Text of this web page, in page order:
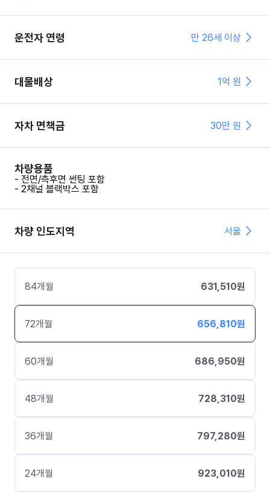
운전자 연령 만 26세 이상
대물배상 1억 원
자차 면책금 30만 원
차량용품
- 전면/측후면 썬팅 포함
- 2채널 블랙박스 포함
차량 인도지역 서울
84개월 631,510원
72개월 656,810원
60개월 686,950원
48개월 728,310원
36개월 797,280원
24개월 923,010원